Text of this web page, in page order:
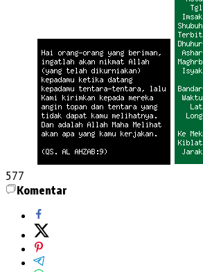
577
Komentar